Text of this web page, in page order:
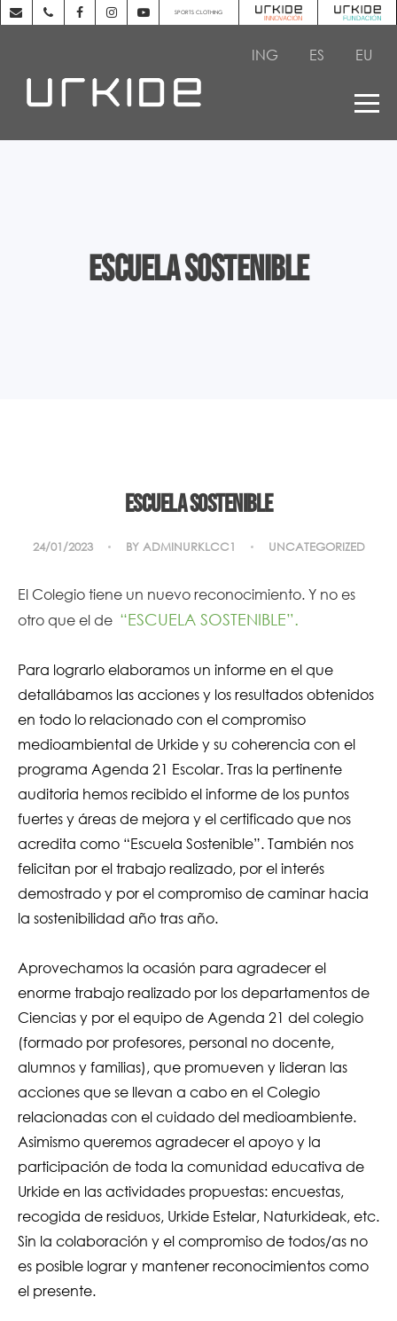
SPORTS CLOTHING
ING ES EU
Escuela Sostenible
Escuela Sostenible
24/01/2023 BY ADMINURKLCC1 UNCATEGORIZED
El Colegio tiene un nuevo reconocimiento. Y no es
otro que el de “ESCUELA SOSTENIBLE”.
Para lograrlo elaboramos un informe en el que
detallábamos las acciones y los resultados obtenidos
en todo lo relacionado con el compromiso
medioambiental de Urkide y su coherencia con el
programa Agenda 21 Escolar. Tras la pertinente
auditoria hemos recibido el informe de los puntos
fuertes y áreas de mejora y el certificado que nos
acredita como “Escuela Sostenible”. También nos
felicitan por el trabajo realizado, por el interés
demostrado y por el compromiso de caminar hacia
la sostenibilidad año tras año.
Aprovechamos la ocasión para agradecer el
enorme trabajo realizado por los departamentos de
Ciencias y por el equipo de Agenda 21 del colegio
(formado por profesores, personal no docente,
alumnos y familias), que promueven y lideran las
acciones que se llevan a cabo en el Colegio
relacionadas con el cuidado del medioambiente.
Asimismo queremos agradecer el apoyo y la
participación de toda la comunidad educativa de
Urkide en las actividades propuestas: encuestas,
recogida de residuos, Urkide Estelar, Naturkideak, etc.
Sin la colaboración y el compromiso de todos/as no
es posible lograr y mantener reconocimientos como
el presente.